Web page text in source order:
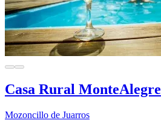
Casa Rural MonteAlegre
Mozoncillo de Juarros